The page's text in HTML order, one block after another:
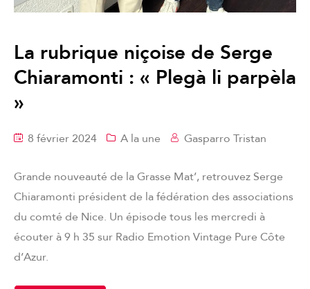
La rubrique niçoise de Serge
Chiaramonti : « Plegà li parpèla
»
8 février 2024 A la une Gasparro Tristan
Grande nouveauté de la Grasse Mat’, retrouvez Serge
Chiaramonti président de la fédération des associations
du comté de Nice. Un épisode tous les mercredi à
écouter à 9 h 35 sur Radio Emotion Vintage Pure Côte
d’Azur.